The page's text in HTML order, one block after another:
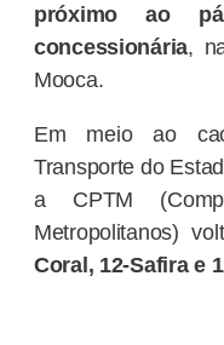
próximo ao
concessionária,
Mooca.
Em meio ao
Transporte do
a CPTM
Metropolitanos)
Coral, 12-Safira e